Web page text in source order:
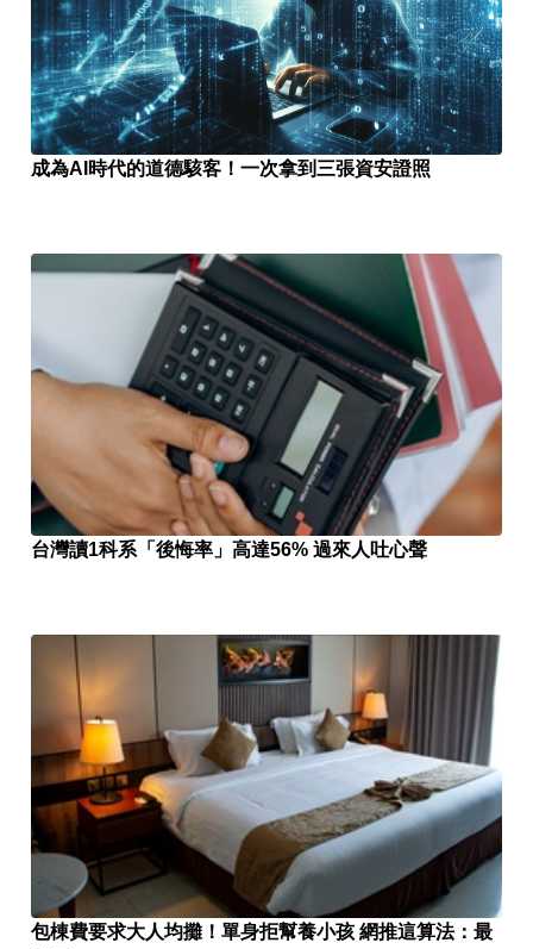
成為AI時代的道德駭客！一次拿到三張資安證照
台灣讀1科系「後悔率」高達56% 過來人吐心聲
包棟費要求大人均攤！單身拒幫養小孩 網推這算法：最